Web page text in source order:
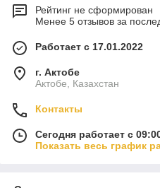
Рейтинг не сформирован
Менее 5 отзывов за
Работает с 17.01.2022
г. Актобе
Актобе, Казахстан
Контакты
Сегодня работает с
Показать весь график